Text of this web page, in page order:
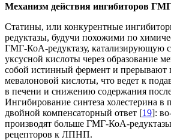
Механизм действия ингибиторов
Статины, или конкурентные
редуктазы, будучи похожими по
ГМГ-КоА-редуктазу, катализирующую
уксусной кислоты через образование
собой истинный фермент и прерывают
мевалоновой кислоты, что ведет к
в печени и снижению содержания
Ингибирование синтеза холестерина в
двойной компенсаторный ответ [19]:
производят больше ГМГ-КоА-
рецепторов к ЛПНП.